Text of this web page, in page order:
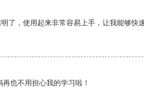
了，使用起来非常容易上手，让我能够快
也不用担心我的学习啦！